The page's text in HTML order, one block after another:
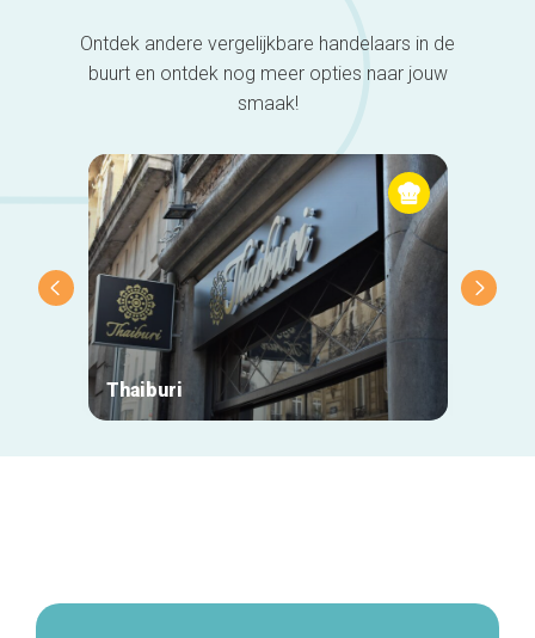
Ontdek andere vergelijkbare handelaars in de
buurt en ontdek nog meer opties naar jouw
smaak!
Thaiburi